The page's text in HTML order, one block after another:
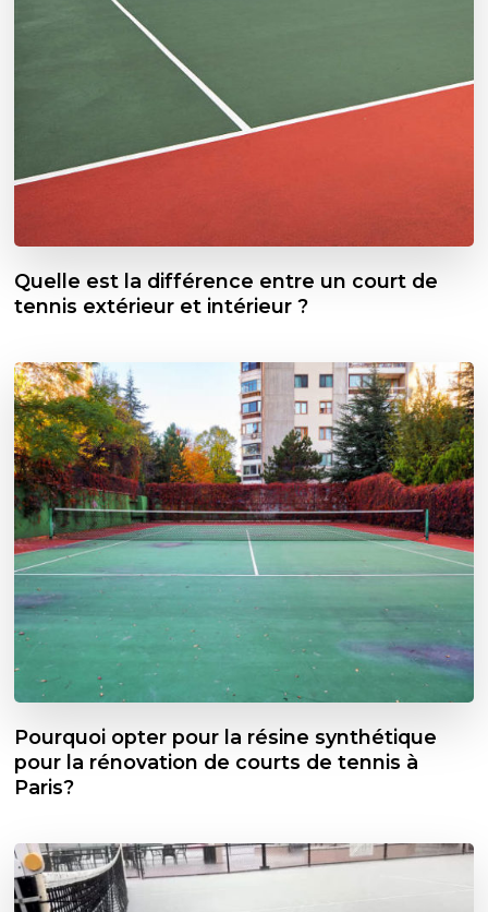
Quelle est la différence entre un court de
tennis extérieur et intérieur ?
Pourquoi opter pour la résine synthétique
pour la rénovation de courts de tennis à
Paris?